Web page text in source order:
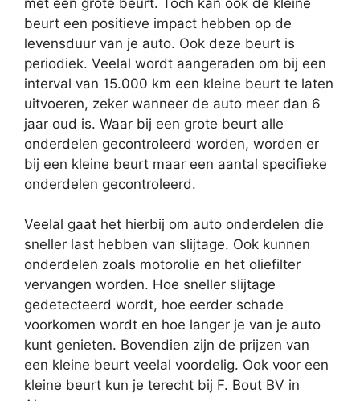
beurt een positieve impact hebben op de
levensduur van je auto. Ook deze beurt is
periodiek. Veelal wordt aangeraden om bij een
interval van 15.000 km een kleine beurt te laten
uitvoeren, zeker wanneer de auto meer dan 6
jaar oud is. Waar bij een grote beurt alle
onderdelen gecontroleerd worden, worden er
bij een kleine beurt maar een aantal specifieke
onderdelen gecontroleerd.
Veelal gaat het hierbij om auto onderdelen die
sneller last hebben van slijtage. Ook kunnen
onderdelen zoals motorolie en het oliefilter
vervangen worden. Hoe sneller slijtage
gedetecteerd wordt, hoe eerder schade
voorkomen wordt en hoe langer je van je auto
kunt genieten. Bovendien zijn de prijzen van
een kleine beurt veelal voordelig. Ook voor een
kleine beurt kun je terecht bij F. Bout BV in